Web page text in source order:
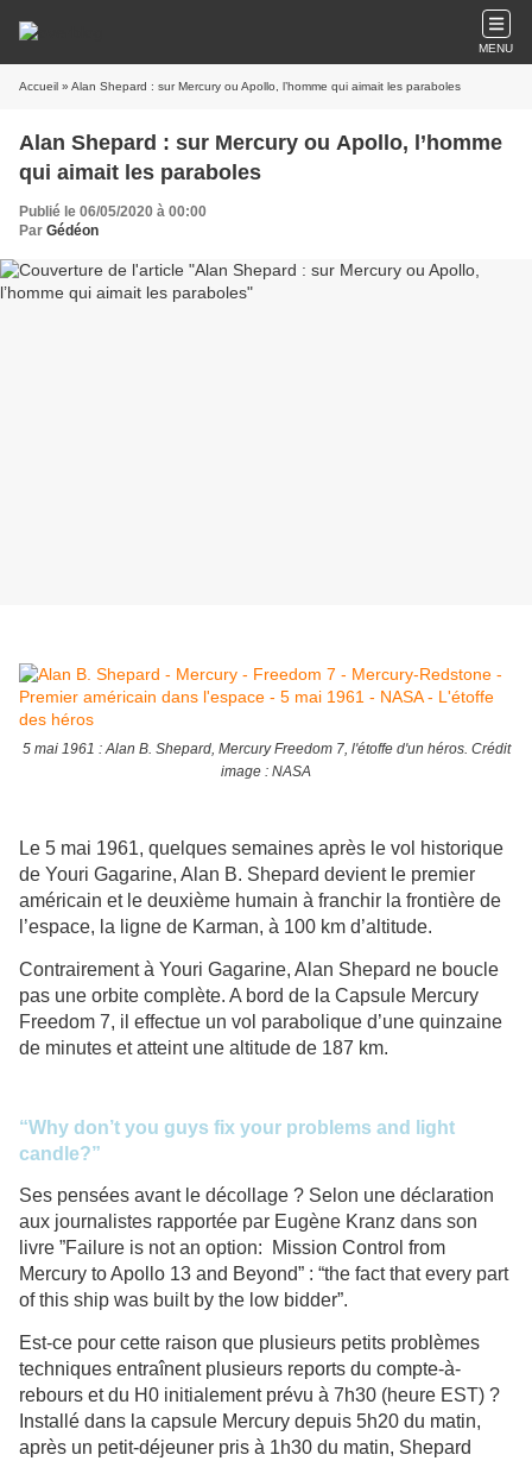
MENU
Accueil » Alan Shepard : sur Mercury ou Apollo, l’homme qui aimait les paraboles
Alan Shepard : sur Mercury ou Apollo, l’homme
qui aimait les paraboles
Publié le 06/05/2020 à 00:00
Par Gédéon
5 mai 1961 : Alan B. Shepard, Mercury Freedom 7, l'étoffe d'un héros. Crédit
image : NASA
Le 5 mai 1961, quelques semaines après le vol historique
de Youri Gagarine, Alan B. Shepard devient le premier
américain et le deuxième humain à franchir la frontière de
l’espace, la ligne de Karman, à 100 km d’altitude.
Contrairement à Youri Gagarine, Alan Shepard ne boucle
pas une orbite complète. A bord de la Capsule Mercury
Freedom 7, il effectue un vol parabolique d’une quinzaine
de minutes et atteint une altitude de 187 km.
“Why don’t you guys fix your problems and light
candle?”
Ses pensées avant le décollage ? Selon une déclaration
aux journalistes rapportée par Eugène Kranz dans son
livre ”Failure is not an option:
Mission Control from
Mercury to Apollo 13 and Beyond” : “the fact that every part
of this ship was built by the low bidder”.
Est-ce pour cette raison que plusieurs petits problèmes
techniques entraînent plusieurs reports du compte-à-
rebours et du H0 initialement prévu à 7h30 (heure EST) ?
Installé dans la capsule Mercury depuis 5h20 du matin,
après un petit-déjeuner pris à 1h30 du matin, Shepard